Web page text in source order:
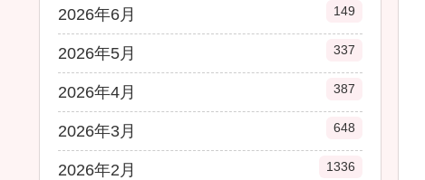
2026年6月 149
2026年5月 337
2026年4月 387
2026年3月 648
2026年2月 1336